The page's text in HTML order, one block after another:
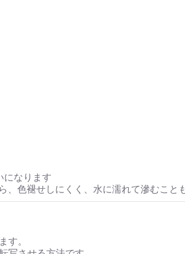
になります
色褪せしにくく、水に濡れて滲むこと
す。